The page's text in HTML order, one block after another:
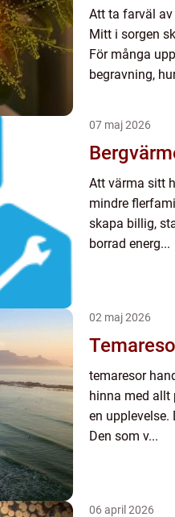
Att ta farväl av
Mitt i sorgen
För många
begravning,
07 maj 2026
Att värma sitt
mindre
skapa billig,
borrad energ...
02 maj 2026
temaresor
hinna med allt
en upplevelse.
Den som v...
06 april 2026